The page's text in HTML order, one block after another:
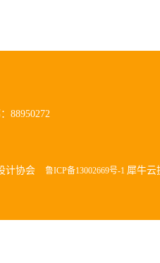
88950272
计协会 鲁ICP备13002669号-1 犀牛云